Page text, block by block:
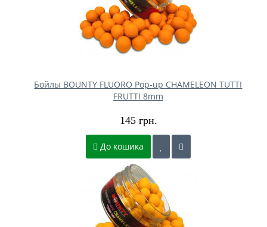
Бойлы BOUNTY FLUORO Pop-up CHAMELEON TUTTI
FRUTTI 8mm
145 грн.
До кошика